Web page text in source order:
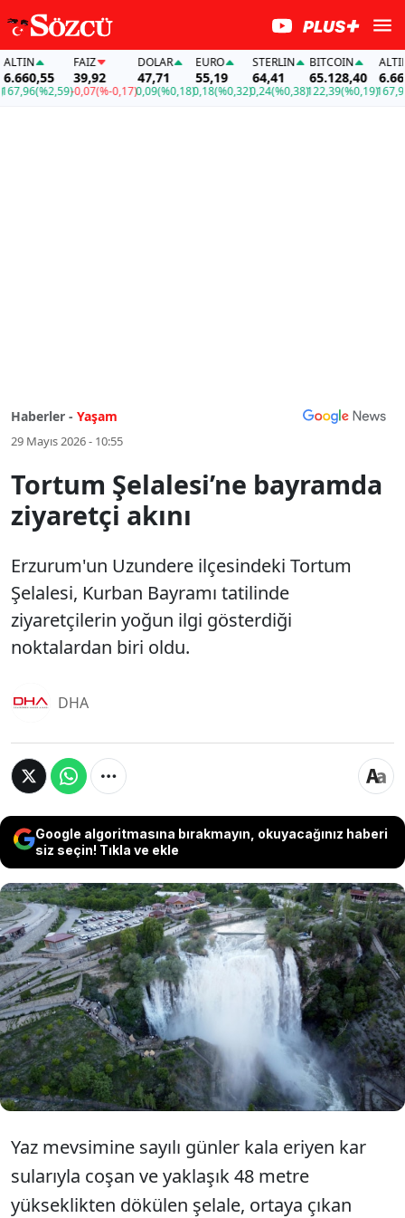
(%2,59)
FAİZ
39,92
-0,07(%-0,17)
DOLAR
47,71
0,09(%0,18)
EURO
55,19
0,18(%0,32)
STERLIN
64,41
0,24(%0,38)
BITCOIN
65.128,40
122,39(%0,19)
ALTIN
167,96
Haberler - Yaşam
29 Mayıs 2026 - 10:55
Tortum Şelalesi’ne bayramda
ziyaretçi akını
Erzurum'un Uzundere ilçesindeki Tortum
Şelalesi, Kurban Bayramı tatilinde
ziyaretçilerin yoğun ilgi gösterdiği
noktalardan biri oldu.
DHA
Google algoritmasına bırakmayın, okuyacağınız haberi
siz seçin! Tıkla ve ekle
Erzurum'un Uzundere ilçesindeki
Tortum Şelalesi, Kurban Bayramı
tatilinde ziyaretçilerin yoğun ilgi
gösterdiği noktalardan biri oldu.
Yaz mevsimine sayılı günler kala eriyen kar
sularıyla coşan ve yaklaşık 48 metre
yükseklikten dökülen şelale, ortaya çıkan